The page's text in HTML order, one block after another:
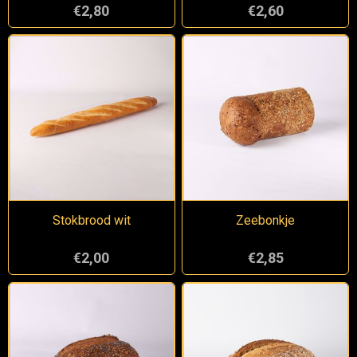
€2,80 €2,60
Stokbrood wit
€2,00
Zeebonkje
€2,85